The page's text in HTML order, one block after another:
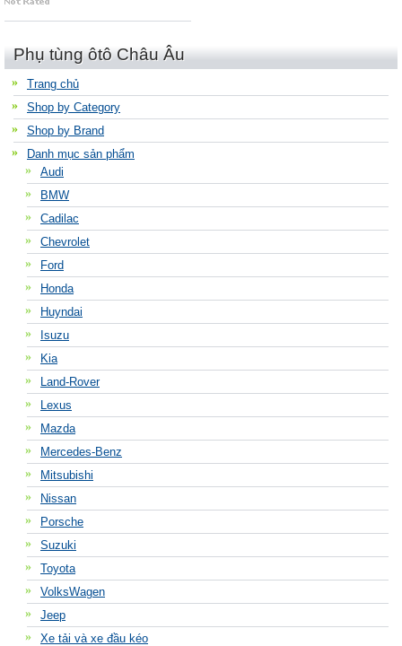
Phụ tùng ôtô Châu Âu
Trang chủ
Shop by Category
Shop by Brand
Danh mục sản phẩm
Audi
BMW
Cadilac
Chevrolet
Ford
Honda
Huyndai
Isuzu
Kia
Land-Rover
Lexus
Mazda
Mercedes-Benz
Mitsubishi
Nissan
Porsche
Suzuki
Toyota
VolksWagen
Jeep
Xe tải và xe đầu kéo